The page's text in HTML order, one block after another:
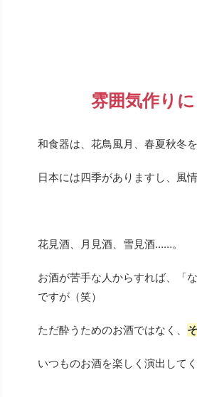
雰囲気作り
和食器は、花鳥風月、春夏秋冬
日本には四季がありますし、風
花見酒、月見酒、雪見酒……。
お酒が苦手な人からすれば、「
ですが（笑）
ただ酔うためのお酒ではなく、
いつものお酒を楽しく演出して